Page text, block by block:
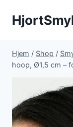
Hjem / Shop /
hoop, Ø1,5 cm –